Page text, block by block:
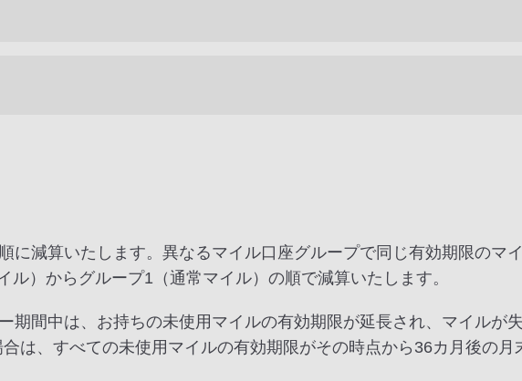
に減算いたします。異なるマイル口座グループで同じ有効期限のマ
）からグループ1（通常マイル）の順で減算いたします。
期間中は、お持ちの未使用マイルの有効期限が延長され、マイルが
は、すべての未使用マイルの有効期限がその時点から36カ月後の月